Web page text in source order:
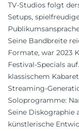
TV‑Studios folgt
Setups,
Seine Bandbreite
Formate, war 2023
Festival‑Specials
klassischem
Soloprogramme:
Seine Diskographie
künstlerische